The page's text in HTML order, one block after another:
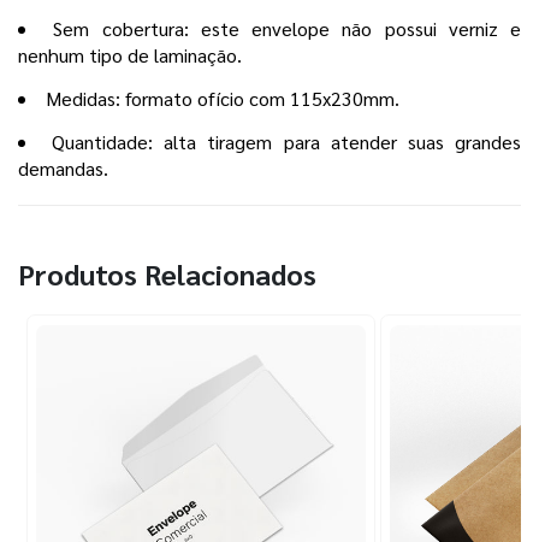
Sem cobertura: este envelope não possui verniz e
nenhum tipo de laminação.
Medidas: formato ofício com 115x230mm.
Quantidade: alta tiragem para atender suas grandes
demandas.
Produtos Relacionados